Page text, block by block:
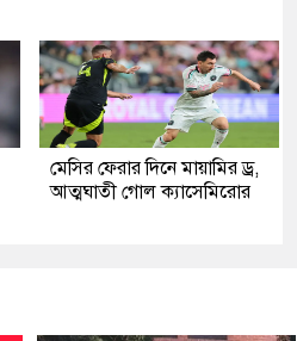
মেসির ফেরার দিনে মায়ামির ড্র,
আত্মঘাতী গোল ক্যাসেমিরোর